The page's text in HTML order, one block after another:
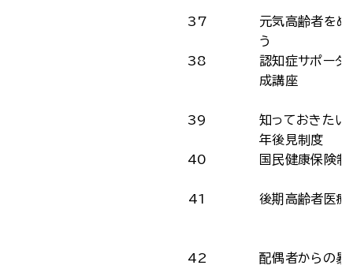
37
元気高齢者をめ
う
38
認知症サポータ
成講座
39
知っておきた
年後見制度
40
国民健康保険制
41 後期高齢者医療
42
配偶者からの暴